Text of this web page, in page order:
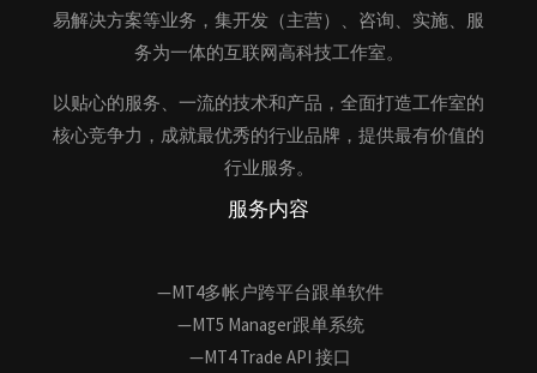
易解决方案等业务，集开发（主营）、咨询、实施、服
务为一体的互联网高科技工作室。
以贴心的服务、一流的技术和产品，全面打造工作室的
核心竞争力，成就最优秀的行业品牌，提供最有价值的
行业服务。
服务内容
—MT4多帐户跨平台跟单软件
—MT5 Manager跟单系统
—MT4 Trade API 接口